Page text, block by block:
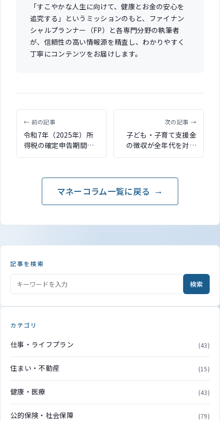
「すこやかな人生に向けて、健康とお金の安心を
追究する」というミッションのもと、ファイナン
シャルプランナー（FP）と各専門分野の執筆者
が、信頼性の高い情報源を精査し、わかりやすく
丁寧にコンテンツをお届けします。
← 前の記事
令和7年（2025年）所
得税の確定申告期間が
開始 今年度は基礎控
次の記事 →
子ども・子育て支援金
の徴収が全年代を対象
に4月より開始 こども
などに活用
マネーコラム一覧に戻る
記事を検索
検索
カテゴリ
仕事・ライフプラン (43)
住まい・不動産 (15)
健康・医療 (43)
公的保険・社会保障 (79)